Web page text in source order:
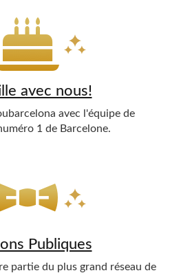
avec nous!
avec l'équipe de
1 de Barcelone.
Publiques
partie du plus grand réseau de